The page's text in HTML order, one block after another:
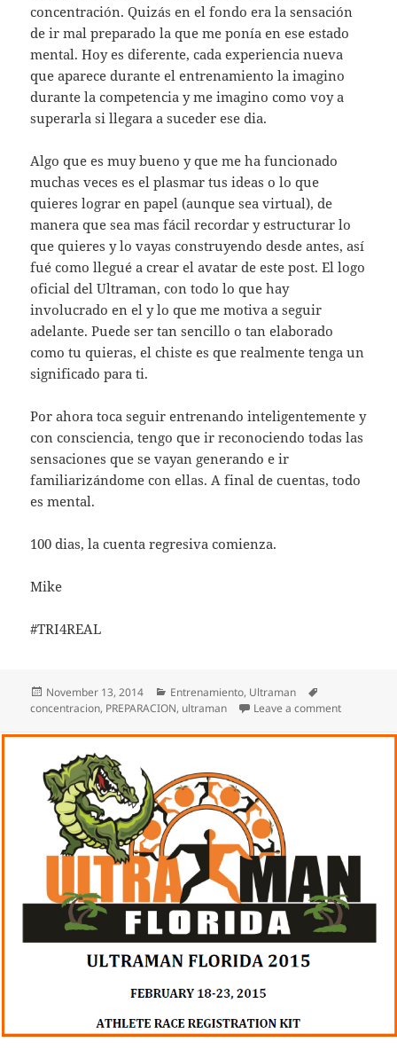
concentración. Quizás en el fondo era la sensación
de ir mal preparado la que me ponía en ese estado
mental. Hoy es diferente, cada experiencia nueva
que aparece durante el entrenamiento la imagino
durante la competencia y me imagino como voy a
superarla si llegara a suceder ese dia.
Algo que es muy bueno y que me ha funcionado
muchas veces es el plasmar tus ideas o lo que
quieres lograr en papel (aunque sea virtual), de
manera que sea mas fácil recordar y estructurar lo
que quieres y lo vayas construyendo desde antes, así
fué como llegué a crear el avatar de este post. El logo
oficial del Ultraman, con todo lo que hay
involucrado en el y lo que me motiva a seguir
adelante. Puede ser tan sencillo o tan elaborado
como tu quieras, el chiste es que realmente tenga un
significado para ti.
Por ahora toca seguir entrenando inteligentemente y
con consciencia, tengo que ir reconociendo todas las
sensaciones que se vayan generando e ir
familiarizándome con ellas. A final de cuentas, todo
es mental.
100 dias, la cuenta regresiva comienza.
Mike
#TRI4REAL
Posted
on
November 13, 2014 Categories
Entrenamiento, Ultraman
concentracion, PREPARACION, ultraman Leave a commenton 100